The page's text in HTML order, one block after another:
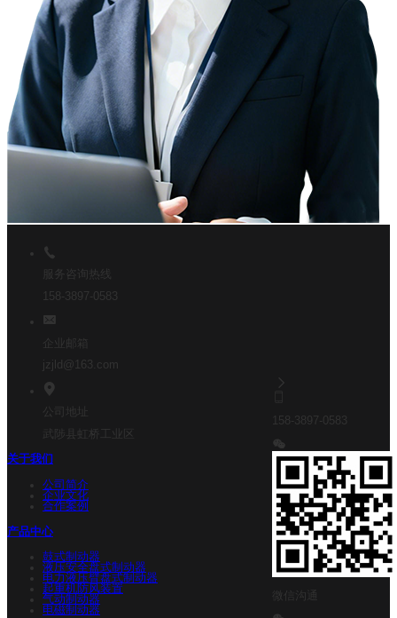
服务咨询热线
158-3897-0583
企业邮箱
jzjld@163.com
公司地址
武陟县虹桥工业区
关于我们
公司简介
企业文化
合作案例
产品中心
鼓式制动器
液压安全盘式制动器
电力液压臂盘式制动器
起重机防风装置
气动制动器
电磁制动器
158-3897-0583
微信沟通